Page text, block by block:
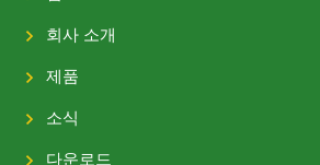
회사 소개
제품
소식
다운로드